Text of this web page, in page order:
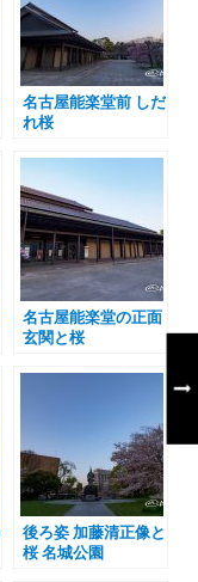
名古屋能楽堂前 しだ
れ桜
名古屋能楽堂の正面
玄関と桜
後ろ姿 加藤清正像と
桜 名城公園